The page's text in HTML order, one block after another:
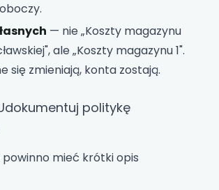
— nie „Koszty magazynu
ale „Koszty magazynu 1".
się zmieniają, konta zostają.
politykę
mieć krótki opis